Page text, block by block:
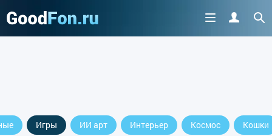
Игры ИИ арт Интерьер Космос Кошки